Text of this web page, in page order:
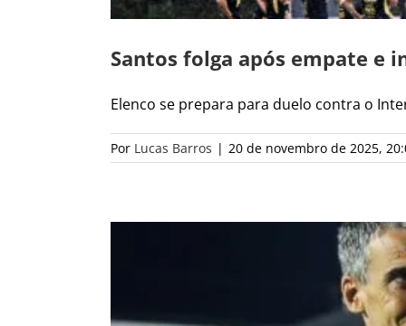
Santos folga após empate e
Elenco se prepara para duelo contra o
Por Lucas Barros | 20 de novembro de 2025,